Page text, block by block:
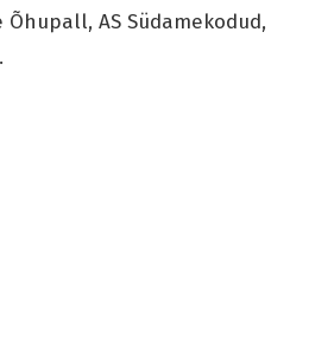
Õhupall, AS Südamekodud,